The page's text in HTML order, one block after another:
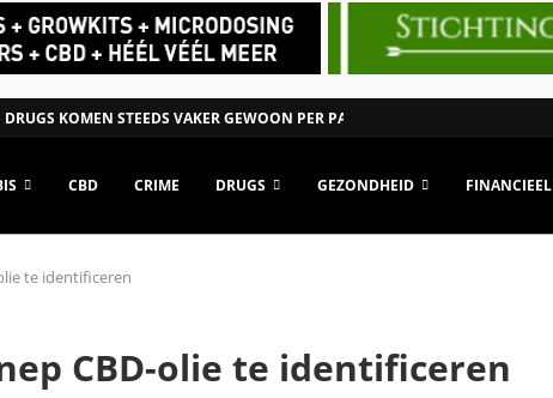
DRUGS KOMEN STEEDS VAKER GEWOON PER PAKKET NEDERLAND...
CBD CRIME DRUGS GEZONDHEID FINANCIEEL
te identificeren
CBD-olie te identificeren